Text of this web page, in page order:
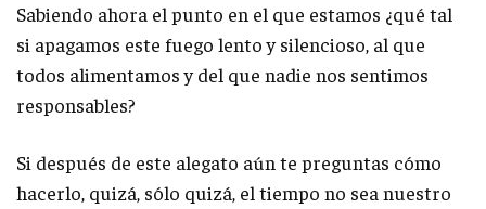
Sabiendo ahora el punto en el que estamos ¿qué tal
si apagamos este fuego lento y silencioso, al que
todos alimentamos y del que nadie nos sentimos
responsables?
Si después de este alegato aún te preguntas cómo
hacerlo, quizá, sólo quizá, el tiempo no sea nuestro